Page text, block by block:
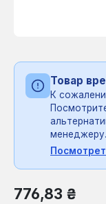
Товар
К
менеджеру.
Обычная цена:
776,83 ₴